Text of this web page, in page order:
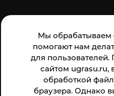
Мы
помогают нам
для
сайтом ugrasu.ru,
обработкой
браузера. Однако